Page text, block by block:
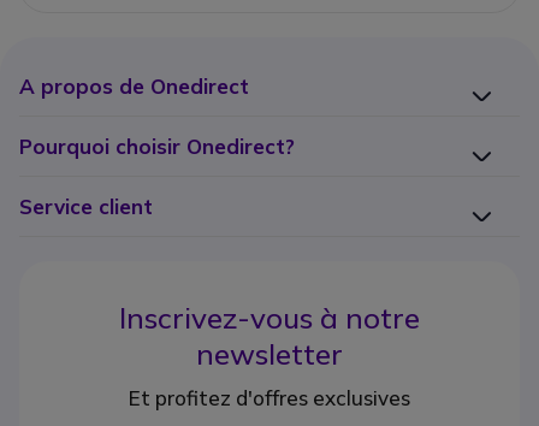
A propos de Onedirect
Pourquoi choisir Onedirect?
Service client
Inscrivez-vous à notre
newsletter
Et profitez d'offres exclusives